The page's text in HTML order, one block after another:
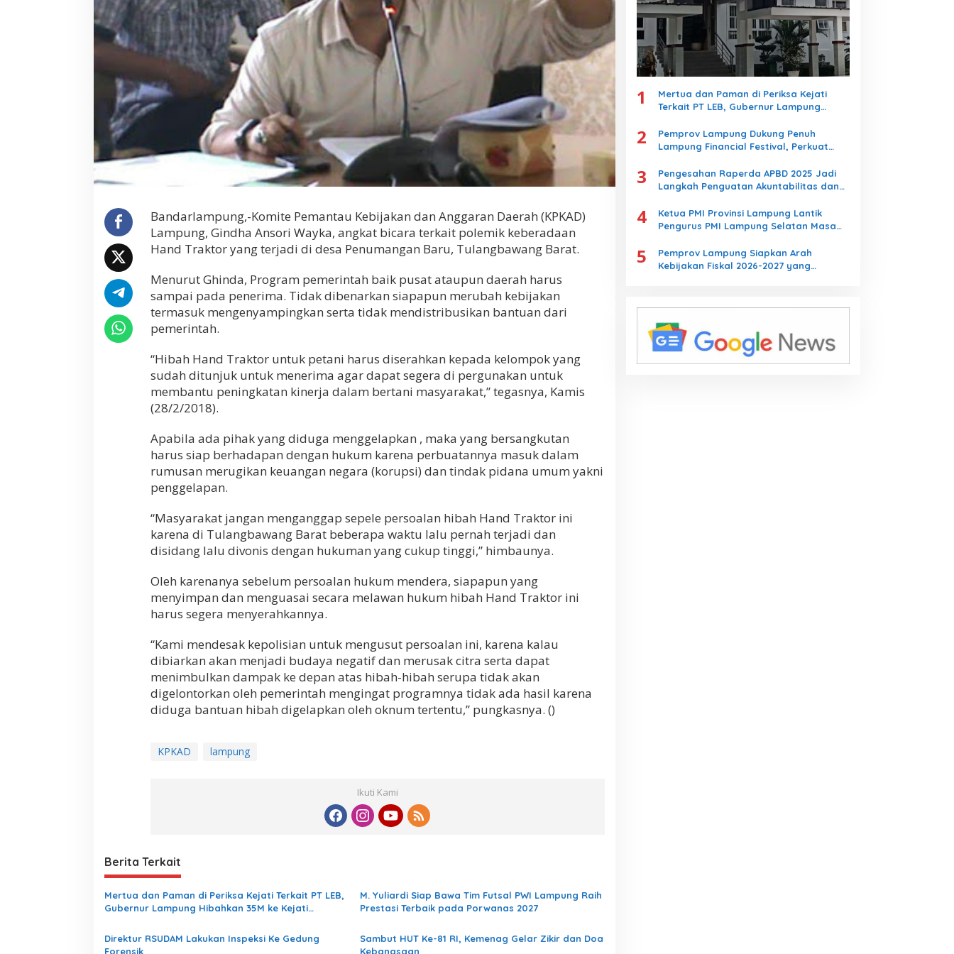
e
r
k
a
i
t
a
n
d
T
r
a
r
Bandarlampung,-Komite Pemantau Kebijakan dan Anggaran Daerah (KPKAD)
Lampung, Gindha Ansori Wayka, angkat bicara terkait polemik keberadaan
Hand Traktor yang terjadi di desa Penumangan Baru, Tulangbawang Barat.
Menurut Ghinda, Program pemerintah baik pusat ataupun daerah harus
sampai pada penerima. Tidak dibenarkan siapapun merubah kebijakan
termasuk mengenyampingkan serta tidak mendistribusikan bantuan dari
pemerintah.
“Hibah Hand Traktor untuk petani harus diserahkan kepada kelompok yang
sudah ditunjuk untuk menerima agar dapat segera di pergunakan untuk
membantu peningkatan kinerja dalam bertani masyarakat,” tegasnya, Kamis
(28/2/2018).
Apabila ada pihak yang diduga menggelapkan , maka yang bersangkutan
harus siap berhadapan dengan hukum karena perbuatannya masuk dalam
rumusan merugikan keuangan negara (korupsi) dan tindak pidana umum yakni
penggelapan.
“Masyarakat jangan menganggap sepele persoalan hibah Hand Traktor ini
karena di Tulangbawang Barat beberapa waktu lalu pernah terjadi dan
disidang lalu divonis dengan hukuman yang cukup tinggi,” himbaunya.
Oleh karenanya sebelum persoalan hukum mendera, siapapun yang
menyimpan dan menguasai secara melawan hukum hibah Hand Traktor ini
harus segera menyerahkannya.
“Kami mendesak kepolisian untuk mengusut persoalan ini, karena kalau
dibiarkan akan menjadi budaya negatif dan merusak citra serta dapat
menimbulkan dampak ke depan atas hibah-hibah serupa tidak akan
digelontorkan oleh pemerintah mengingat programnya tidak ada hasil karena
diduga bantuan hibah digelapkan oleh oknum tertentu,” pungkasnya. ()
KPKAD lampung
Ikuti Kami
Berita Terkait
Mertua dan Paman di Periksa Kejati Terkait PT LEB,
Gubernur Lampung Hibahkan 35M ke Kejati
M. Yuliardi Siap Bawa Tim Futsal PWI Lampung Raih
Prestasi Terbaik pada Porwanas 2027
Direktur RSUDAM Lakukan Inspeksi Ke Gedung
Forensik
Sambut HUT Ke-81 RI, Kemenag Gelar Zikir dan Doa
Kebangsaan
1
Mertua dan Paman di Periksa Kejati
Terkait PT LEB, Gubernur Lampung
2
Pemprov Lampung Dukung Penuh
Lampung Financial Festival, Perkuat
3
Pengesahan Raperda APBD 2025 Jadi
Langkah Penguatan Akuntabilitas dan
4
Ketua PMI Provinsi Lampung Lantik
Pengurus PMI Lampung Selatan Masa
Kemanusiaan
5
Pemprov Lampung Siapkan Arah
Kebijakan Fiskal 2026-2027 yang